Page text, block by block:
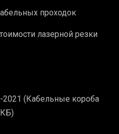
проходок
лазерной резки
(Кабельные короба